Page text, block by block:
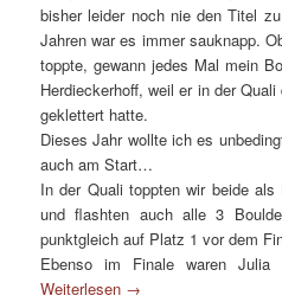
bisher leider noch nie den Titel
Jahren war es immer sauknapp.
toppte, gewann jedes Mal mein
Herdieckerhoff, weil er in der
geklettert hatte.
Dieses Jahr wollte ich es
auch am Start…
In der Quali toppten wir beide
und flashten auch alle 3
punktgleich auf Platz 1 vor dem
Ebenso im Finale waren Julia
Weiterlesen →